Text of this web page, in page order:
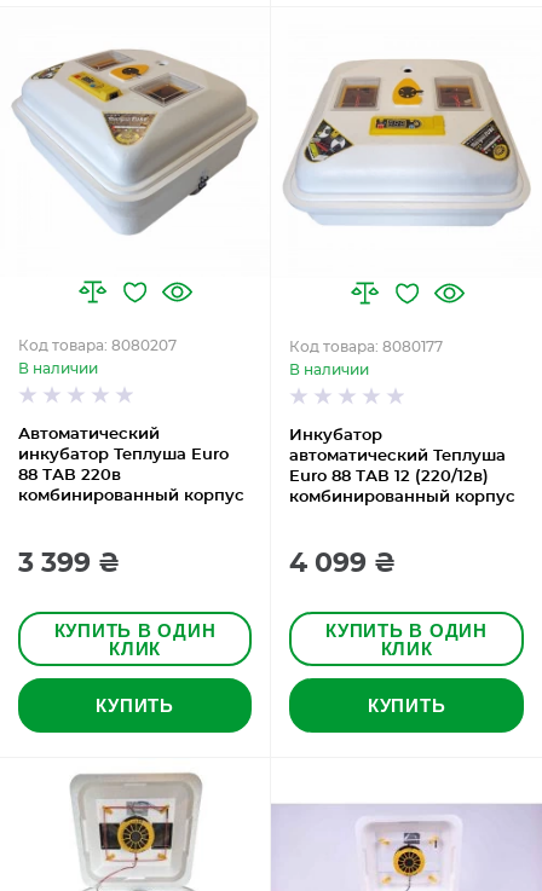
Автоматический
инкубатор Теплуша Euro
88 ТАВ 220в
комбинированный корпус
Код товара: 8080207
В наличии
3 399 ₴
КУПИТЬ В ОДИН
КЛИК
КУПИТЬ
Инкубатор
автоматический Теплуша
Euro 88 ТАВ 12 (220/12в)
комбинированный корпус
Код товара: 8080177
В наличии
4 099 ₴
КУПИТЬ В ОДИН
КЛИК
КУПИТЬ